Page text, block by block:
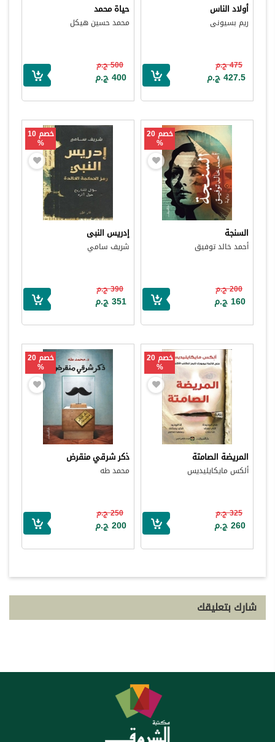
أولاد الناس
ريم بسيونى
475 ج.م
427.5 ج.م
حياة محمد
محمد حسين هيكل
500 ج.م
400 ج.م
خصم 20
%
السنجة
أحمد خالد توفيق
200 ج.م
160 ج.م
خصم 10
%
إدريس النبى
شريف سامي
390 ج.م
351 ج.م
خصم 20
%
المريضة الصامتة
ألكس مايكايليديس
325 ج.م
260 ج.م
خصم 20
%
ذكر شرقي منقرض
محمد طه
250 ج.م
200 ج.م
شارك بتعليقك